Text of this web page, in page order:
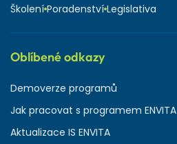
Školení Poradenství Legislativa
Oblíbené odkazy
Demoverze programů
Jak pracovat s programem ENVITA
Aktualizace IS ENVITA